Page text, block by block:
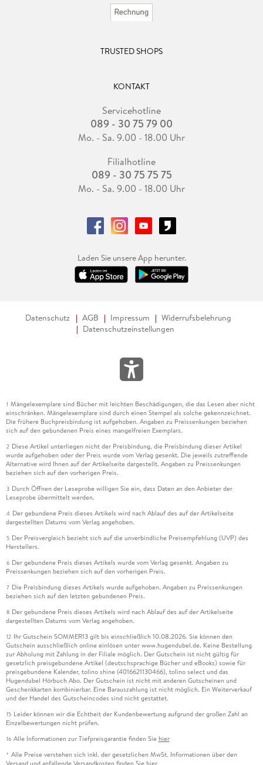
TRUSTED SHOPS
KONTAKT
Servicehotline
089 - 30 75 79 00
Mo. - Sa. 9.00 - 18.00 Uhr
Filialhotline
089 - 30 75 75 75
Mo. - Sa. 9.00 - 18.00 Uhr
Laden Sie unsere App herunter.
Datenschutz AGB Impressum
Widerrufsbelehrung
Datenschutzeinstellungen
1 Mängelexemplare sind Bücher mit leichten Beschädigungen, die das Lesen aber nicht
einschränken. Mängelexemplare sind durch einen Stempel als solche gekennzeichnet.
Die frühere Buchpreisbindung ist aufgehoben. Angaben zu Preissenkungen beziehen
sich auf den gebundenen Preis eines mangelfreien Exemplars.
2 Diese Artikel unterliegen nicht der Preisbindung, die Preisbindung dieser Artikel
wurde aufgehoben oder der Preis wurde vom Verlag gesenkt. Die jeweils zutreffende
Alternative wird Ihnen auf der Artikelseite dargestellt. Angaben zu Preissenkungen
beziehen sich auf den vorherigen Preis.
3 Durch Öffnen der Leseprobe willigen Sie ein, dass Daten an den Anbieter der
Leseprobe übermittelt werden.
4 Der gebundene Preis dieses Artikels wird nach Ablauf des auf der Artikelseite
dargestellten Datums vom Verlag angehoben.
5 Der Preisvergleich bezieht sich auf die unverbindliche Preisempfehlung (UVP) des
Herstellers.
6 Der gebundene Preis dieses Artikels wurde vom Verlag gesenkt. Angaben zu
Preissenkungen beziehen sich auf den vorherigen Preis.
7 Die Preisbindung dieses Artikels wurde aufgehoben. Angaben zu Preissenkungen
beziehen sich auf den letzten gebundenen Preis.
8 Der gebundene Preis dieses Artikels wird nach Ablauf des auf der Artikelseite
dargestellten Datums vom Verlag angehoben.
12 Ihr Gutschein SOMMER13 gilt bis einschließlich 10.08.2026. Sie können den
Gutschein ausschließlich online einlösen unter www.hugendubel.de. Keine Bestellung
zur Abholung mit Zahlung in der Filiale möglich. Der Gutschein ist nicht gültig für
gesetzlich preisgebundene Artikel (deutschsprachige Bücher und eBooks) sowie für
preisgebundene Kalender, tolino shine (4016621130466), tolino select und das
Hugendubel Hörbuch Abo. Der Gutschein ist nicht mit anderen Gutscheinen und
Geschenkkarten kombinierbar. Eine Barauszahlung ist nicht möglich. Ein Weiterverkauf
und der Handel des Gutscheincodes sind nicht gestattet.
15 Leider können wir die Echtheit der Kundenbewertung aufgrund der großen Zahl an
Einzelbewertungen nicht prüfen.
16 Alle Informationen zur Tiefpreisgarantie finden Sie hier
* Alle Preise verstehen sich inkl. der gesetzlichen MwSt. Informationen über den